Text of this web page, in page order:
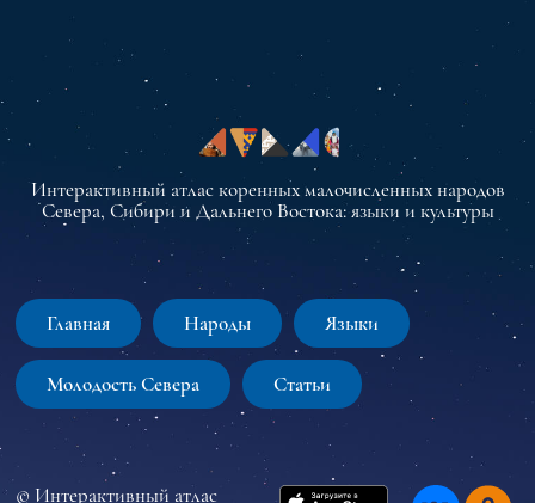
Интерактивный атлас коренных малочисленных народов
Севера, Сибири и Дальнего Востока: языки и культуры
Главная Народы Языки
Молодость Севера Статьи
© Интерактивный атлас